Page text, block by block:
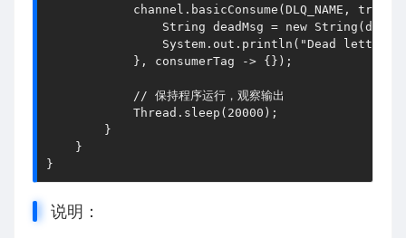
            channel.basicConsume(DLQ_NAME,
true
String deadMsg = new String
                System.out.println(
"Dead letter
            }, consumerTag -> {});
// 保持程序运行，观察输出
            Thread.sleep(
20000 );
        }
    }
}
说明：